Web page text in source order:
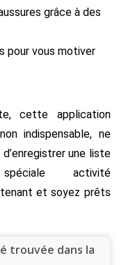
grâce à des
pour vous motiver
cette application
indispensable, ne
une liste
activité
et soyez prêts
trouvée dans la